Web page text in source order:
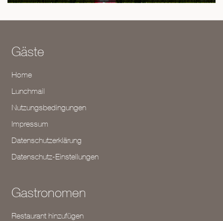
Gäste
Home
Lunchmail
Nutzungsbedingungen
Impressum
Datenschutzerklärung
Datenschutz-Einstellungen
Gastronomen
Restaurant hinzufügen